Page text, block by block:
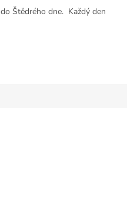
Štědrého dne. Každý den